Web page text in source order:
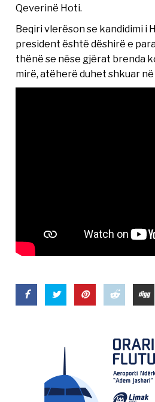
Qeverinë Hoti.
Beqiri vlerëson se kandidimi i
president është dëshirë e
thënë se nëse gjërat brenda
mirë, atëherë duhet shkuar